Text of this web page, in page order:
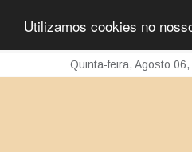
Utilizamos cookies no
to
Quinta-feira, Agosto 06,